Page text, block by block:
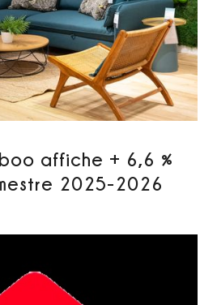
affiche + 6,6 %
2025-2026